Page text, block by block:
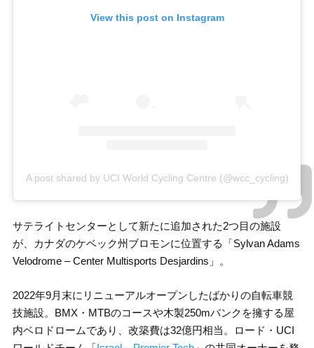
View this post on Instagram
A post shared by UCI World Cycling Centre (@wcc_cycling)
サテライトセンターとして新たに追加された2つ目の施設
が、カナダのケベック州ブロモンに位置する「Sylvan Adams
Velodrome – Center Multisports Desjardins」。
2022年9月末にリニューアルオープンしたばかりの自転車競
技施設。BMX・MTBのコースや木製250mバンクを擁する屋
内ベロドロームであり、改築費は32億円相当。ロード・UCI